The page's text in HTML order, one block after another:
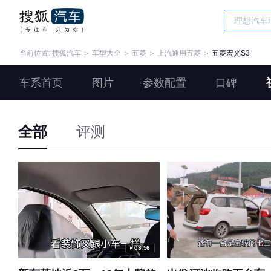
当前位置: 搜狐汽车 ＞ 车型大全 ＞ 五菱 ＞ 上汽通用五菱 ＞ 五菱宏光S3
车系首页 图片 参数配置 口碑
全部 评测
03:56